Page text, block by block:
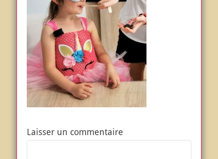
Laisser un commentaire